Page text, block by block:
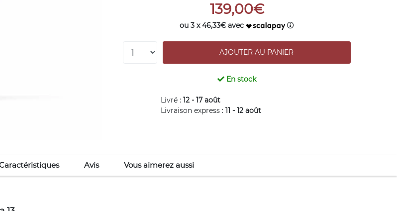
139,00€
ou 3 x 46,33€ avec
En stock
Livré :12 - 17 août
Livraison express :11 - 12 août
Avis Vous aimerez aussi